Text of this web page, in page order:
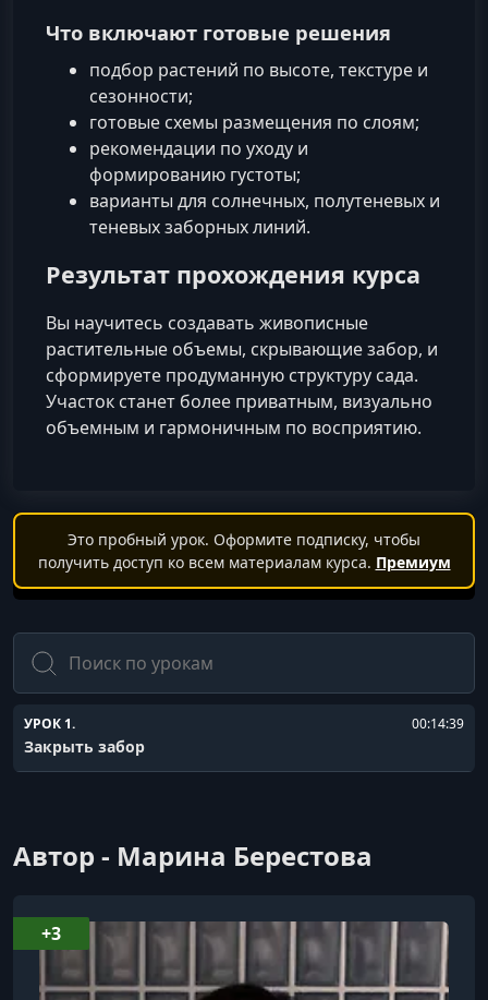
Что включают готовые решения
подбор растений по высоте, текстуре и
сезонности;
готовые схемы размещения по слоям;
рекомендации по уходу и
формированию густоты;
варианты для солнечных, полутеневых и
теневых заборных линий.
Результат прохождения курса
Вы научитесь создавать живописные
растительные объемы, скрывающие забор, и
сформируете продуманную структуру сада.
Участок станет более приватным, визуально
объемным и гармоничным по восприятию.
Это пробный урок. Оформите подписку, чтобы
получить доступ ко всем материалам курса. Премиум
Поиск
УРОК 1. 00:14:39
Закрыть забор
Автор - Марина Берестова
+3